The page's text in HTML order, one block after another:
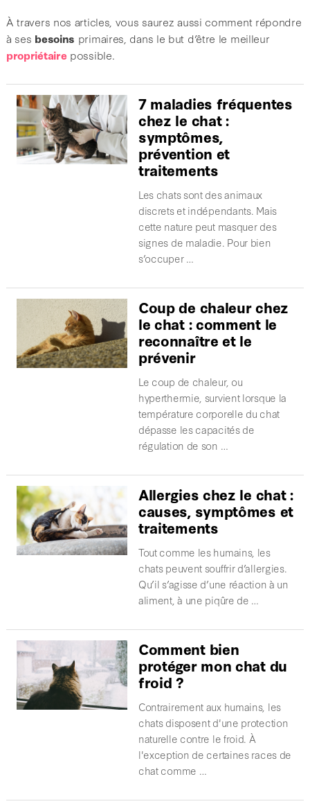
À travers nos articles, vous saurez aussi comment répondre
à ses besoins primaires, dans le but d’être le meilleur
propriétairepossible.
7 maladies fréquentes
chez le chat :
symptômes,
prévention et
traitements
Les chats sont des animaux
discrets et indépendants. Mais
cette nature peut masquer des
signes de maladie. Pour bien
s’occuper …
Coup de chaleur chez
le chat : comment le
reconnaître et le
prévenir
Le coup de chaleur, ou
hyperthermie, survient lorsque la
température corporelle du chat
dépasse les capacités de
régulation de son …
Allergies chez le chat :
causes, symptômes et
traitements
Tout comme les humains, les
chats peuvent souffrir d’allergies.
Qu’il s’agisse d’une réaction à un
aliment, à une piqûre de …
Comment bien
protéger mon chat du
froid ?
Contrairement aux humains, les
chats disposent d'une protection
naturelle contre le froid. À
l'exception de certaines races de
chat comme …